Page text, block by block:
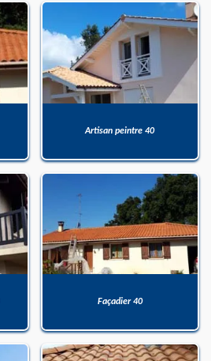
Artisan peintre 40
Façadier 40